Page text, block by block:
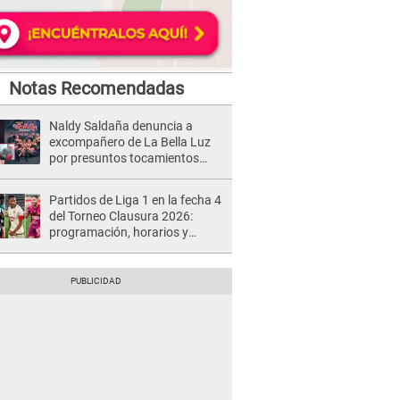
Notas Recomendadas
Naldy Saldaña denuncia a
excompañero de La Bella Luz
por presuntos tocamientos
Partidos de Liga 1 en la fecha 4
del Torneo Clausura 2026:
programación, horarios y